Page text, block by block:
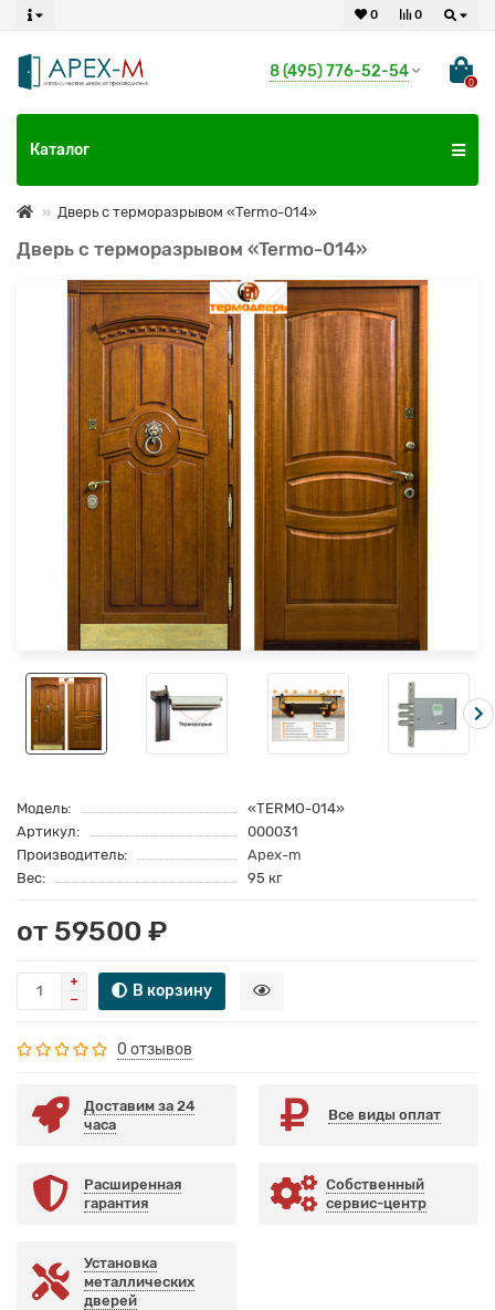
0
0
8 (495) 776-52-54
0
Каталог
Дверь с терморазрывом «Termo-014»
Дверь с терморазрывом «Termo-014»
Модель:
«TERMO-014»
Артикул:
000031
Производитель:
Apex-m
Вес:
95 кг
от 59500 ₽
В корзину
0 отзывов
Доставим за 24
часа
Все виды оплат
Расширенная
гарантия
Собственный
сервис-центр
Установка
металлических
дверей